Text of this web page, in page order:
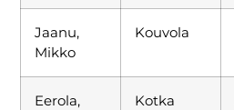
Jaanu,
Mikko
Kouvola
Eerola,
Kotka